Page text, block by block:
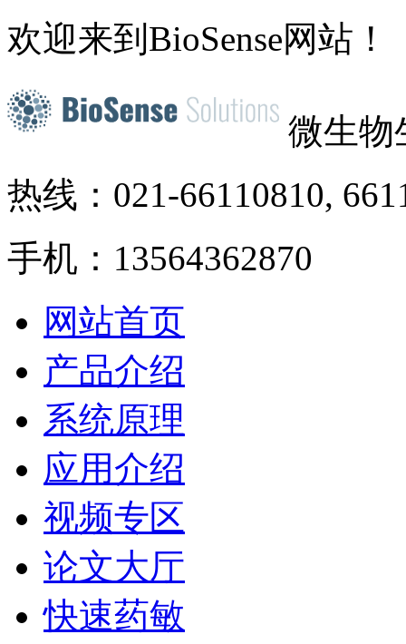
欢迎来到BioSense网站！
微生物
热线：021-66110810,
手机：13564362870
网站首页
产品介绍
系统原理
应用介绍
视频专区
论文大厅
快速药敏